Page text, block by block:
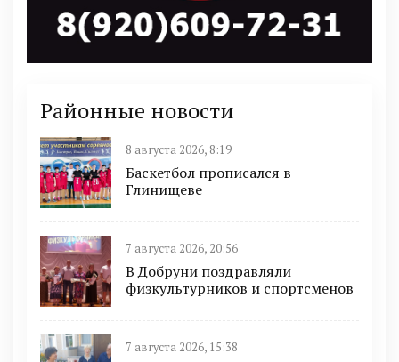
Районные новости
8 августа 2026, 8:19
Баскетбол прописался в
Глинищеве
7 августа 2026, 20:56
В Добруни поздравляли
физкультурников и спортсменов
7 августа 2026, 15:38